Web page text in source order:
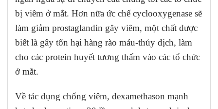
bị viêm ở mắt. Hơn nữa ức chế cyclooxygenase sẽ
làm giảm prostaglandin gây viêm, một chất được
biết là gây tổn hại hàng rào máu-thủy dịch, làm
cho các protein huyết tương thấm vào các tổ chức
ở mắt.
Về tác dụng chống viêm, dexamethason mạnh